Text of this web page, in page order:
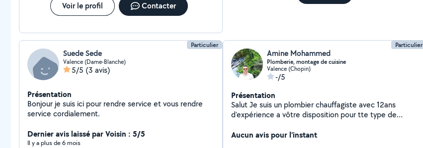
Voir le profil Contacter
Particulier
Suede Sede
Valence (Dame-Blanche)
5/5 (3 avis)
Présentation
Bonjour je suis ici pour rendre service et vous rendre
service cordialement.
Dernier avis laissé par Voisin : 5/5
Il y a plus de 6 mois
Particulier
Amine Mohammed
Plomberie, montage de cuisine
Valence (Chopin)
-/5
Présentation
Salut Je suis un plombier chauffagiste avec 12ans
d'expérience a vôtre disposition pour tte type de
chauffeau, chaudière,.. ) Merci
Aucun avis pour l'instant